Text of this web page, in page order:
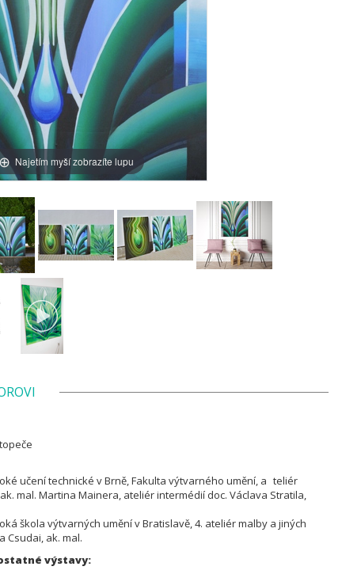
Najetím myší zobrazíte lupu
učení technické v Brně,Fakulta výtvarného umění, a teliér
mal. Martina Mainera, ateliér intermédií doc. Václava Stratila,
škola výtvarných umění v Bratislavě, 4. ateliér malby a jiných
Csudai, ak. mal.
výstavy: